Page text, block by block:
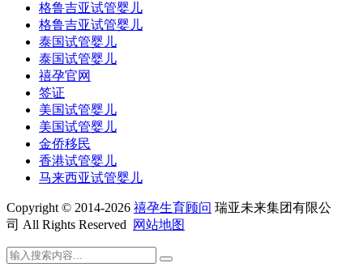
格鲁吉亚试管婴儿
格鲁吉亚试管婴儿
泰国试管婴儿
泰国试管婴儿
禧孕官网
签证
美国试管婴儿
美国试管婴儿
金侨移民
香港试管婴儿
马来西亚试管婴儿
Copyright © 2014-2026 禧孕生育顾问 瑞亚未来集团有限公
司 All Rights Reserved
网站地图